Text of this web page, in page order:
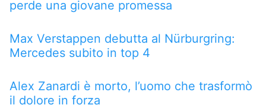
perde una giovane promessa
Max Verstappen debutta al Nürburgring:
Mercedes subito in top 4
Alex Zanardi è morto, l’uomo che trasformò
il dolore in forza